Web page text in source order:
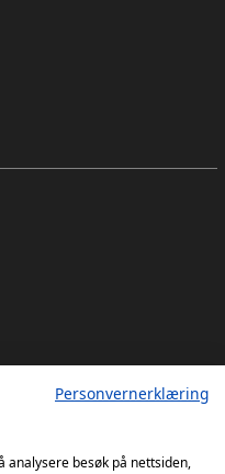
Personvernerklæring
analysere besøk på nettsiden,